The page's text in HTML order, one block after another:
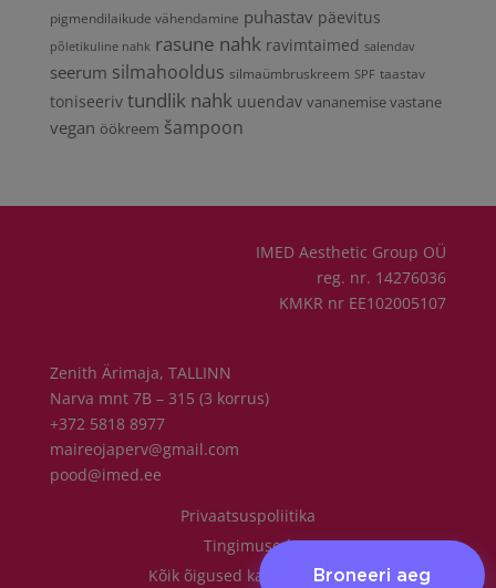
pigmendilaikude vähendamine puhastav päevitus
põletikuline nahk rasune nahk ravimtaimed salendav
seerum silmahooldus silmaümbruskreem SPF taastav
toniseeriv tundlik nahk uuendav vananemise vastane
vegan öökreem šampoon
IMED Aesthetic Group OÜ
reg. nr. 14276036
KMKR nr EE102005107
Zenith Ärimaja, TALLINN
Narva mnt 7B – 315 (3 korrus)
+372 5818 8977
maireojaperv@gmail.com
pood@imed.ee
Privaatsuspoliitika
Tingimused
Kõik õigused kaitstud 2022Broneeri aeg